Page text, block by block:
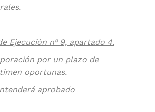
Ejecución nº 9, apartado 4.
por un plazo de
oportunas.
aprobado